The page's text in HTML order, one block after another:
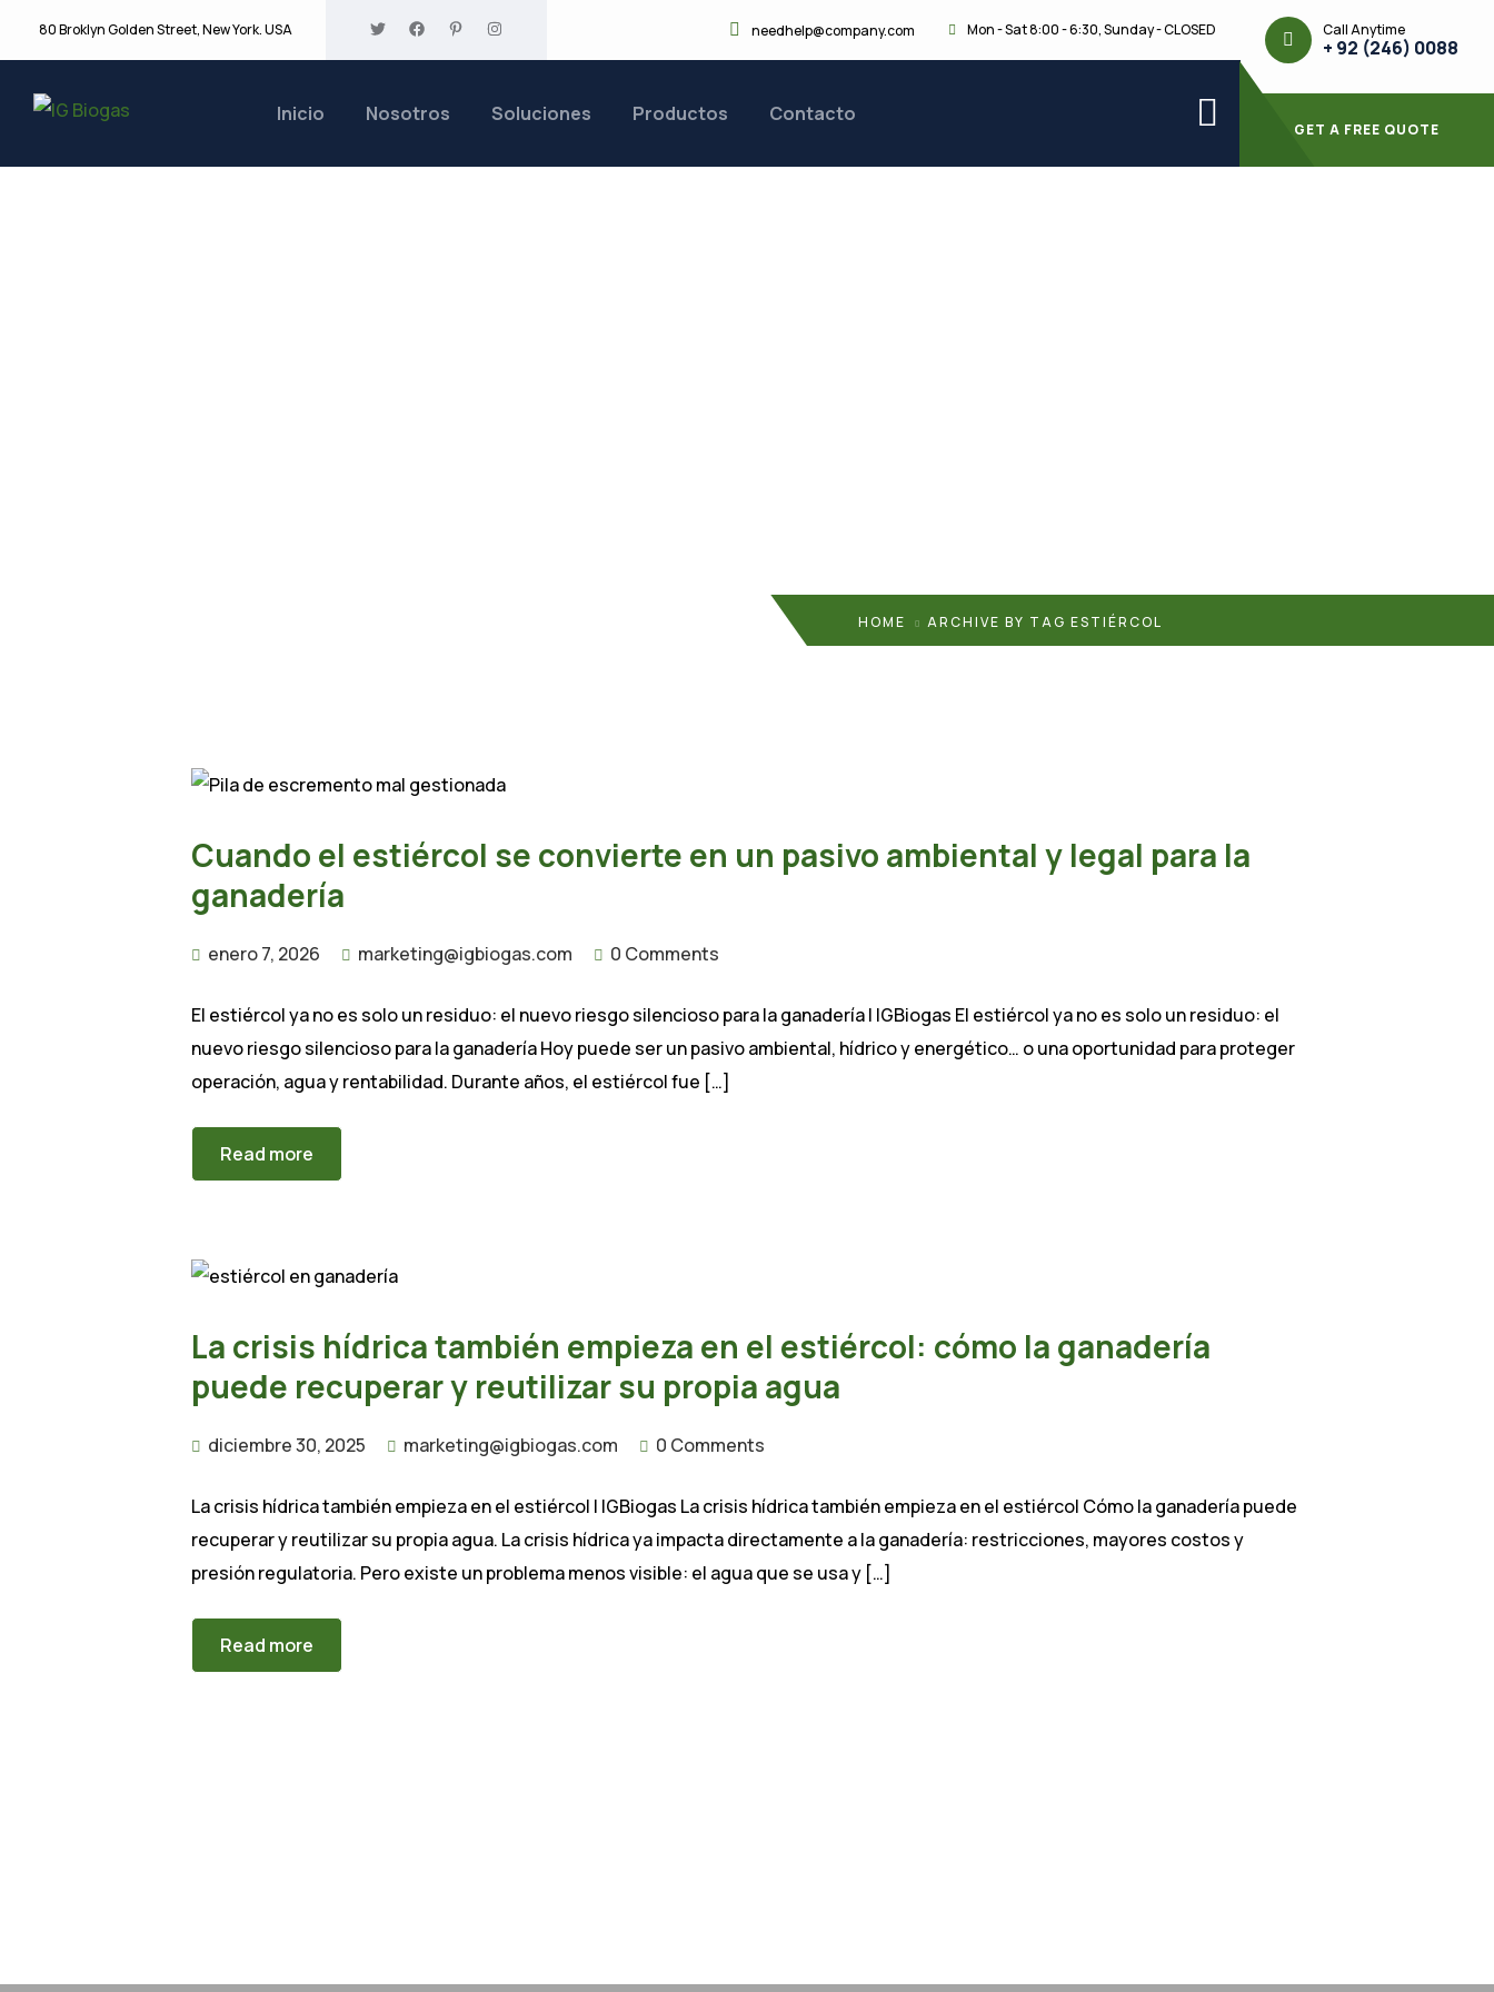
80 Broklyn Golden Street, New York. USA needhelp@company.com Mon - Sat 8:00 - 6:30, Sunday - CLOSED Call Anytime
+ 92 (246) 0088
Inicio Nosotros Soluciones Productos Contacto
GET A FREE QUOTE
HOME ARCHIVE BY TAG ESTIÉRCOL
Cuando el estiércol se convierte en un pasivo ambiental y legal para la
ganadería
enero 7, 2026 marketing@igbiogas.com 0 Comments
El estiércol ya no es solo un residuo: el nuevo riesgo silencioso para la ganadería | IGBiogas El estiércol ya no es solo un residuo: el
nuevo riesgo silencioso para la ganadería Hoy puede ser un pasivo ambiental, hídrico y energético… o una oportunidad para proteger
operación, agua y rentabilidad. Durante años, el estiércol fue […]
Read more
La crisis hídrica también empieza en el estiércol: cómo la ganadería
puede recuperar y reutilizar su propia agua
diciembre 30, 2025 marketing@igbiogas.com 0 Comments
La crisis hídrica también empieza en el estiércol | IGBiogas La crisis hídrica también empieza en el estiércol Cómo la ganadería puede
recuperar y reutilizar su propia agua. La crisis hídrica ya impacta directamente a la ganadería: restricciones, mayores costos y
presión regulatoria. Pero existe un problema menos visible: el agua que se usa y […]
Read more